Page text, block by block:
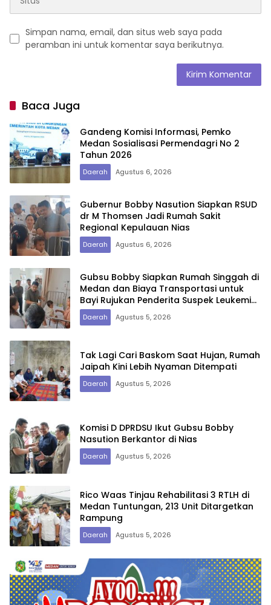
Simpan nama, email, dan situs web saya pada
peramban ini untuk komentar saya berikutnya.
Baca Juga
Gandeng Komisi Informasi, Pemko
Medan Sosialisasi Permendagri No 2
Tahun 2026
Daerah Agustus 6, 2026
Gubernur Bobby Nasution Siapkan RSUD
dr M Thomsen Jadi Rumah Sakit
Regional Kepulauan Nias
Daerah Agustus 6, 2026
Gubsu Bobby Siapkan Rumah Singgah di
Medan dan Biaya Transportasi untuk
Bayi Rujukan Penderita Suspek Leukemia
Asal Nias Barat
Daerah Agustus 5, 2026
Tak Lagi Cari Baskom Saat Hujan, Rumah
Jaipah Kini Lebih Nyaman Ditempati
Daerah Agustus 5, 2026
Komisi D DPRDSU Ikut Gubsu Bobby
Nasution Berkantor di Nias
Daerah Agustus 5, 2026
Rico Waas Tinjau Rehabilitasi 3 RTLH di
Medan Tuntungan, 213 Unit Ditargetkan
Rampung
Daerah Agustus 5, 2026